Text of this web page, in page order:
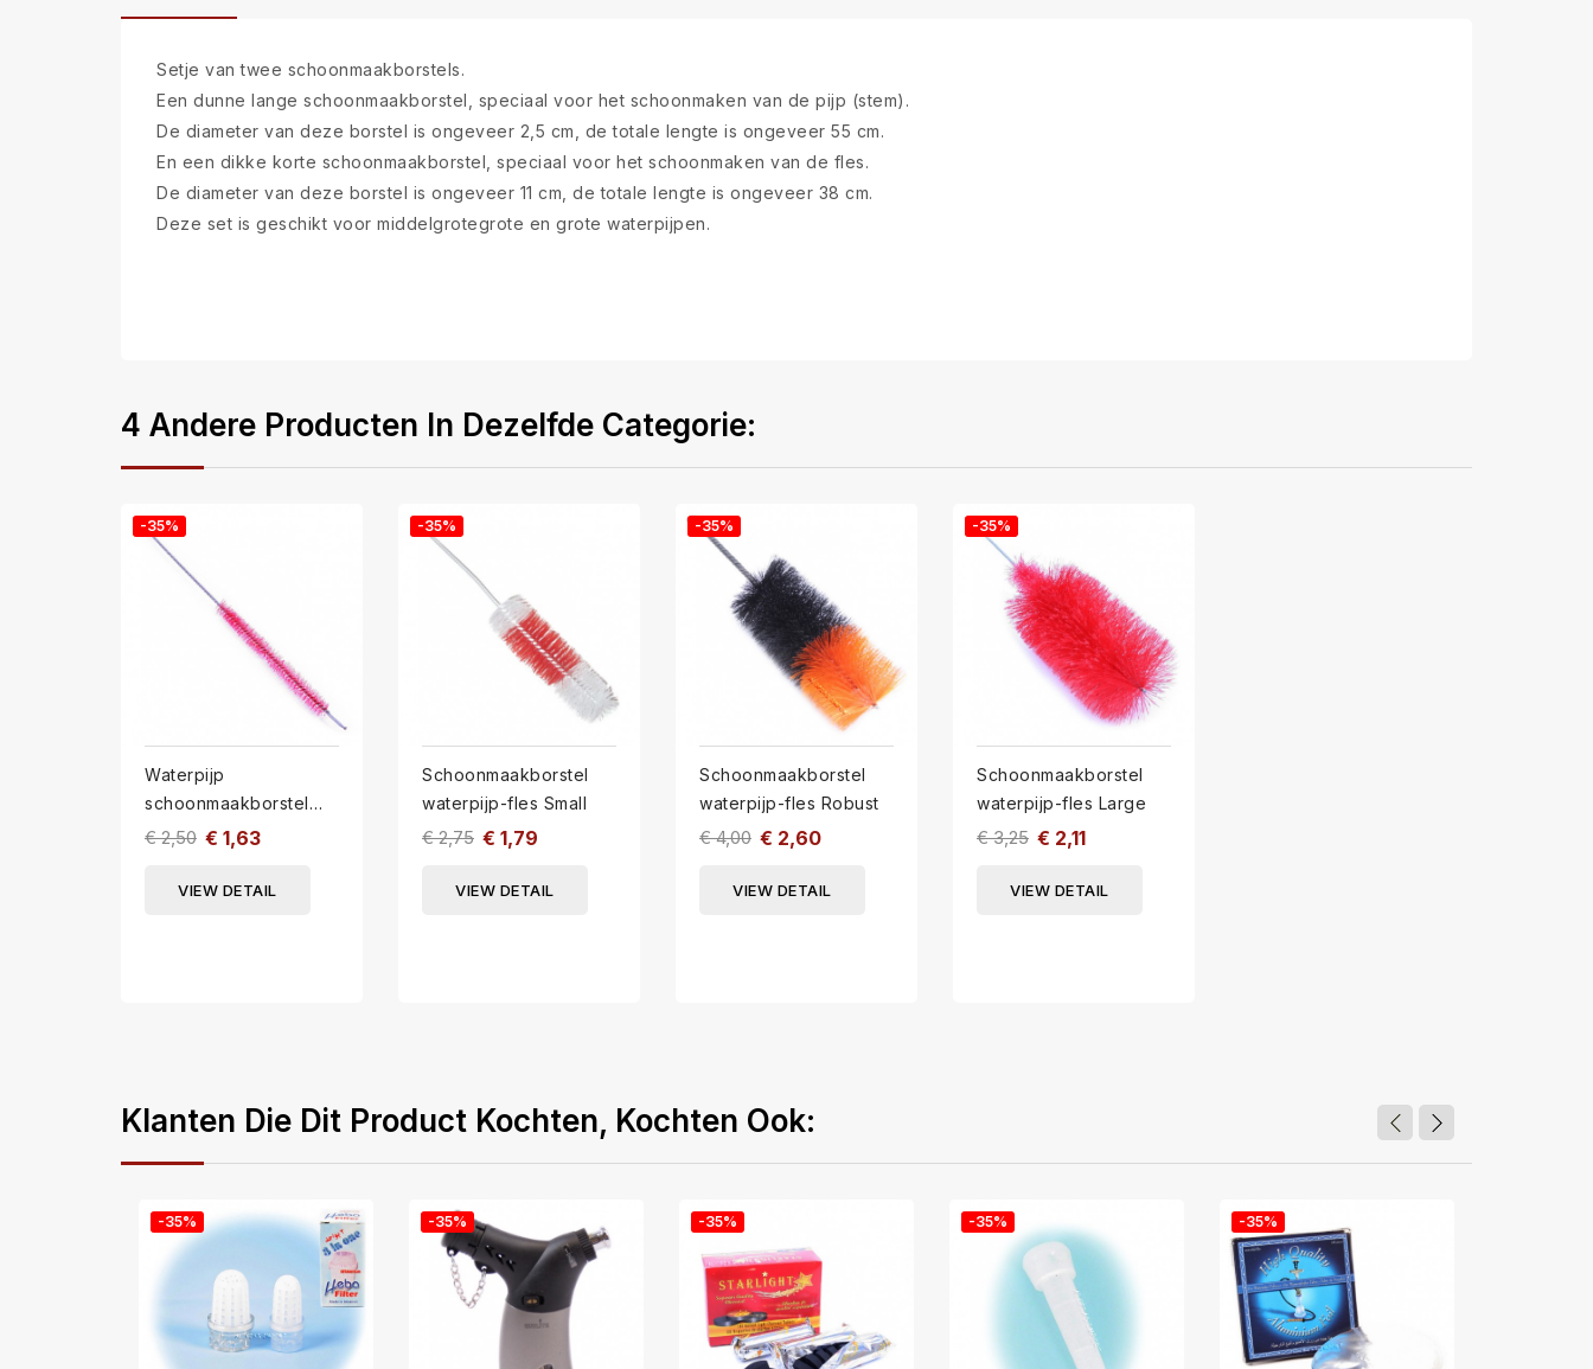
Setje van twee schoonmaakborstels.
Een dunne lange schoonmaakborstel, speciaal voor het schoonmaken van de pijp (stem).
De diameter van deze borstel is ongeveer 2,5 cm, de totale lengte is ongeveer 55 cm.
En een dikke korte schoonmaakborstel, speciaal voor het schoonmaken van de fles.
De diameter van deze borstel is ongeveer 11 cm, de totale lengte is ongeveer 38 cm.
Deze set is geschikt voor middelgrotegrote en grote waterpijpen.
4 Andere Producten In Dezelfde Categorie:
-35%
Waterpijp
schoonmaakborstel
pijp ml
€ 2,50 € 1,63
VIEW DETAIL
-35%
Schoonmaakborstel
waterpijp-fles Small
€ 2,75 € 1,79
VIEW DETAIL
-35%
Schoonmaakborstel
waterpijp-fles Robust
€ 4,00 € 2,60
VIEW DETAIL
-35%
Schoonmaakborstel
waterpijp-fles Large
€ 3,25 € 2,11
VIEW DETAIL
Klanten Die Dit Product Kochten, Kochten Ook:
-35% -35% -35% -35% -35%